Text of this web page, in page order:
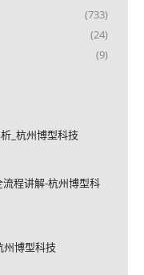
(733)
(24)
(9)
_杭州博型科技
程讲解-杭州博型科
州博型科技